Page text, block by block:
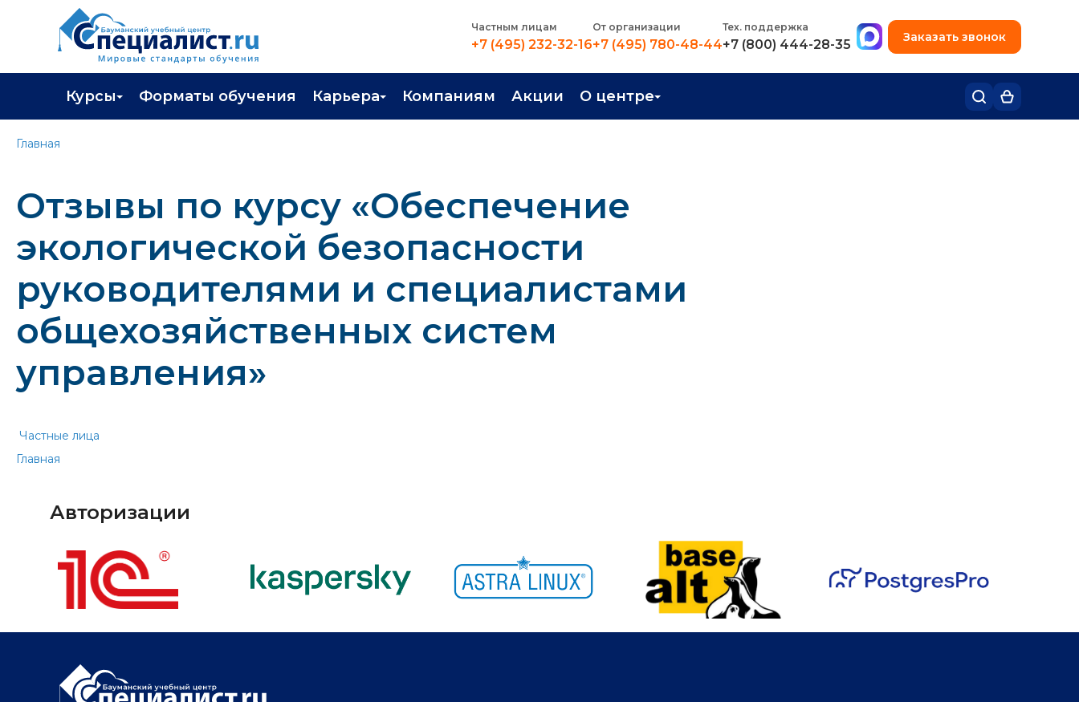
Частным лицам
+7 (495) 232-32-16
От организации
+7 (495) 780-48-44
Тех. поддержка
+7 (800) 444-28-35
+7 (495) 780-48-49
Заказать звонок
Курсы
Профессиональная переподготовка
Программа лояльности
Подарить сертификат на обучение
Форматы обучения Карьера
Трудоустройство
Работа в Центре
Компаниям Акции О центре
О центре
Главная
Отзывы по курсу «Обеспечение
экологической безопасности
руководителями и специалистами
общехозяйственных систем
управления»
Частные лица
Главная
Авторизации